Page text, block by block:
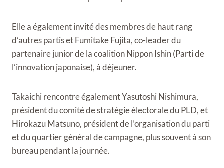
Elle a également invité des membres de haut rang
d’autres partis et Fumitake Fujita, co-leader du
partenaire junior de la coalition Nippon Ishin (Parti de
l’innovation japonaise), à ​​déjeuner.
Takaichi rencontre également Yasutoshi Nishimura,
président du comité de stratégie électorale du PLD, et
Hirokazu Matsuno, président de l’organisation du parti
et du quartier général de campagne, plus souvent à son
bureau pendant la journée.